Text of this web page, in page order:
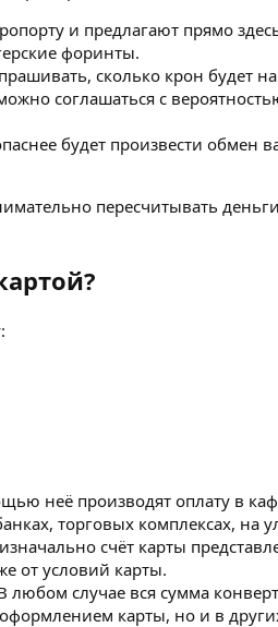
и предлагают прямо
форинты.
сколько крон будет на
соглашаться с
будет произвести обмен
пересчитывать
неё производят оплату в
торговых комплексах, на
счёт карты
от условий карты.
случае вся сумма
карты, но и в